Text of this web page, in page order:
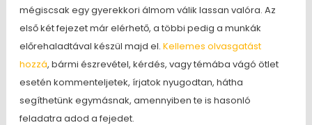
mégiscsak egy gyerekkori álmom válik lassan valóra. Az
első két fejezet már elérhető, a többi pedig a munkák
előrehaladtával készül majd el. Kellemes olvasgatást
hozzá, bármi észrevétel, kérdés, vagy témába vágó ötlet
esetén kommenteljetek, írjatok nyugodtan, hátha
segíthetünk egymásnak, amennyiben te is hasonló
feladatra adod a fejedet.